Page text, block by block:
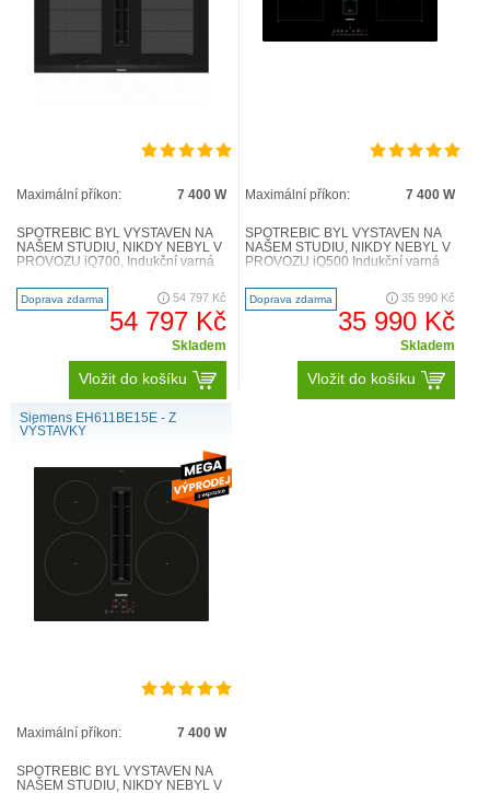
Maximální příkon: 7 400 W
SPOTŘEBIČ BYL VYSTAVEN NA
NAŠEM STUDIU, NIKDY NEBYL V
PROVOZU iQ700, Indukční varná
EX875LX57E Flexibilita varných
zón..
Doprava zdarma 54 797 Kč
54 797 Kč
Skladem
Vložit do košíku
Maximální příkon: 7 400 W
SPOTŘEBIČ BYL VYSTAVEN NA
NAŠEM STUDIU, NIKDY NEBYL V
PROVOZU iQ500 Indukční varná
ED811FQ15E Technická
specifikace ..
Doprava zdarma 35 990 Kč
35 990 Kč
Skladem
Vložit do košíku
Siemens EH611BE15E - Z
VÝSTAVKY
Maximální příkon: 7 400 W
SPOTŘEBIČ BYL VYSTAVEN NA
NAŠEM STUDIU, NIKDY NEBYL V